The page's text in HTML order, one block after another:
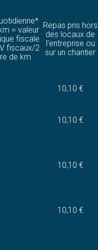
= valeur
fiscale
fiscaux/2
de km
Repas pris hors
des locaux de
l’entreprise ou
sur un chantier
10,10 €
10,10 €
10,10 €
10,10 €